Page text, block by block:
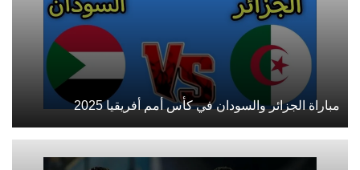
مباراة الجزائر والسودان في كأس أمم أفريقيا 2025